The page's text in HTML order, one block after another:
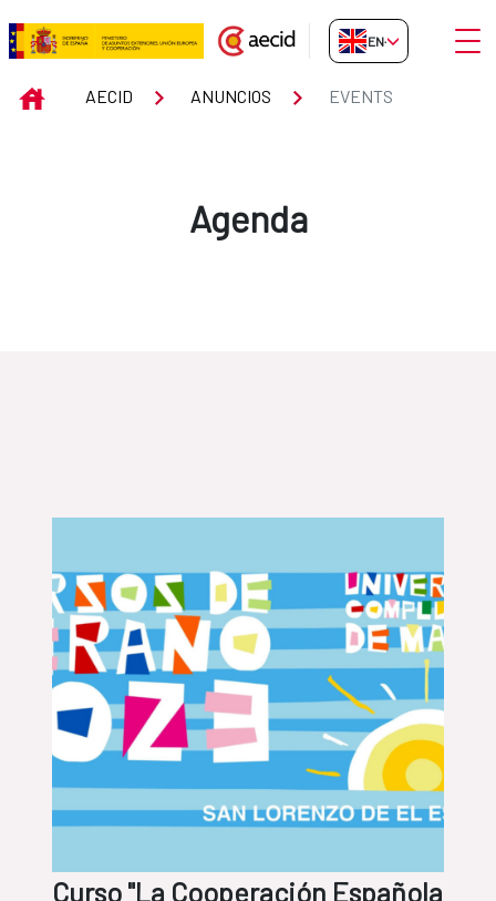
Skip to Main Content
Events
EN-GB
INICIOAECID ANUNCIOS EVENTS
Agenda
Curso "La Cooperación Española